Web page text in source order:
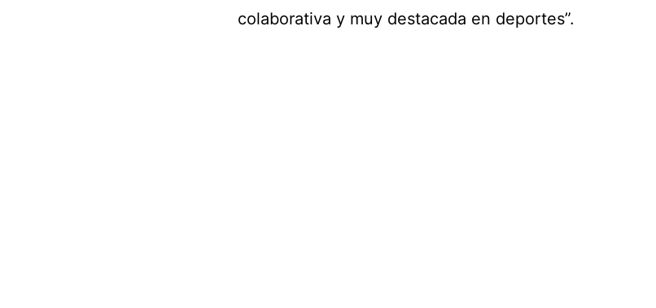
colaborativa y muy destacada en deportes”.